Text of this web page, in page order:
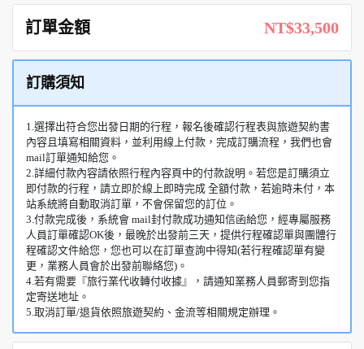
訂單金額 NT$33,500
訂購須知
1.選擇出符合您出發日期的行程，報名後確認行程表與旅遊契約書
內容且填寫相關資料，並利用線上付款，完成訂購流程，我們也會
mail訂單通知給您。
2.詳細付款內容請依照行程內容頁中的付款說明。若您是訂購須立
即付款的行程，請立即於線上即時完成 全額付款，若逾時未付，本
站系統將自動取消訂單，不會保留您的訂位。
3.付款完成後，系統會 mail封付款成功通知信函給您，經專屬服務
人員訂單確認OK後，最晚於出發前三天，提供行程確認單與團體行
程確認文件給您，您也可以在訂單查詢中得知(若行程確認單有變
更，業務人員會於出發前聯絡您)。
4.若有需要『旅行業代收轉付收據』，請通知業務人員郵寄到您指
定寄送地址。
5.取消訂單/退貨依照旅遊契約、金流等相關規定辦理。